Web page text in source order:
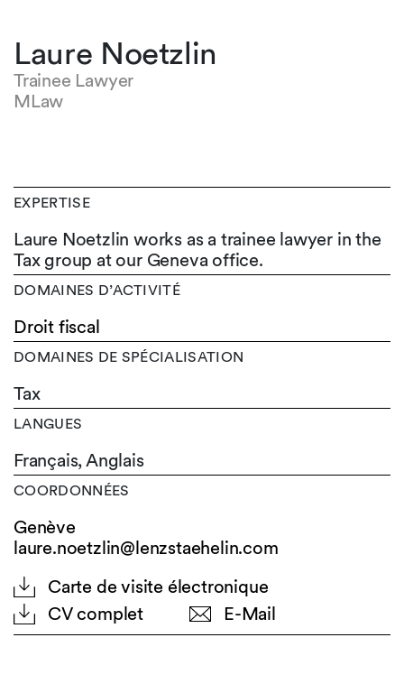
Laure Noetzlin
Trainee Lawyer
MLaw
EXPERTISE
Laure Noetzlin works as a trainee lawyer in the
Tax group at our Geneva office.
DOMAINES D’ACTIVITÉ
Droit fiscal
DOMAINES DE SPÉCIALISATION
Tax
LANGUES
Français,Anglais
COORDONNÉES
Genève
laure.noetzlin@lenzstaehelin.com
Carte de visite électronique
CV complet
E-Mail